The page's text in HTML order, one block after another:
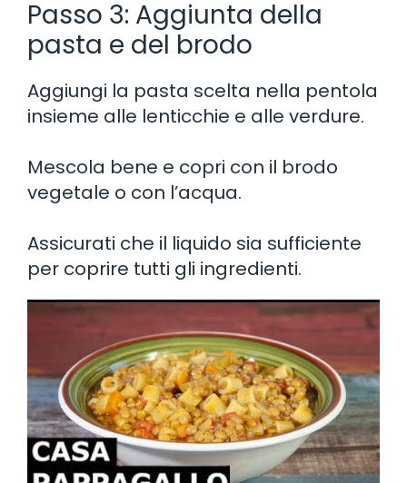
Passo 3: Aggiunta della
pasta e del brodo
Aggiungi la pasta scelta nella pentola
insieme alle lenticchie e alle verdure.
Mescola bene e copri con il brodo
vegetale o con l’acqua.
Assicurati che il liquido sia sufficiente
per coprire tutti gli ingredienti.